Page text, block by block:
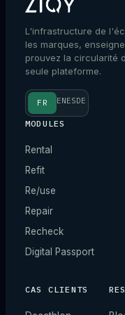
L'infrastructure de
les marques,
prouvez la circularité
seule plateforme.
FR ENESDE
MODULES
Rental
Refit
Re/use
Repair
Recheck
Digital Passport
CAS CLIENTS